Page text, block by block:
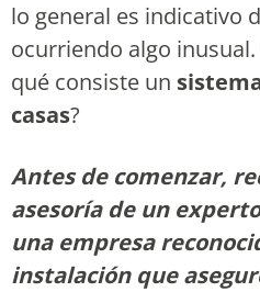
lo general es indicativo
ocurriendo algo
qué consiste un
casas?
Antes de comenzar,
asesoría de un
una empresa
instalación que